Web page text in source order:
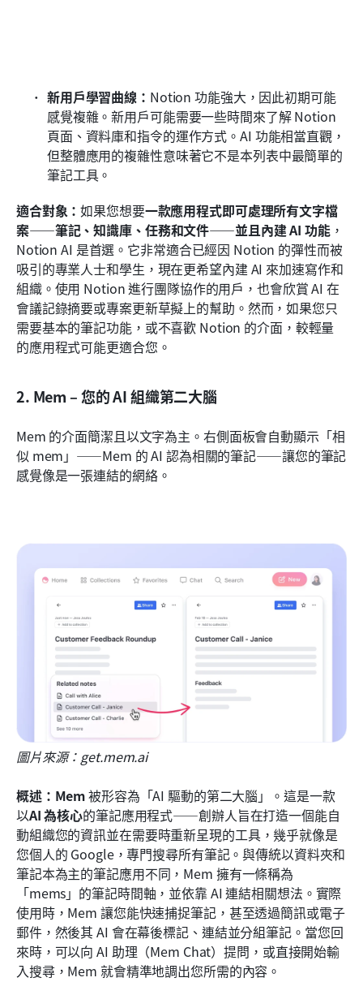
新用戶學習曲線： Notion 功能強大，因此初期可能
感覺複雜。新用戶可能需要一些時間來了解 Notion
頁面、資料庫和指令的運作方式。AI 功能相當直觀，
但整體應用的複雜性意味著它不是本列表中最簡單的
筆記工具。
適合對象：如果您想要一款應用程式即可處理所有文字檔
案——筆記、知識庫、任務和文件——並且內建 AI 功能，
Notion AI 是首選。它非常適合已經因 Notion 的彈性而被
吸引的專業人士和學生，現在更希望內建 AI 來加速寫作和
組織。使用 Notion 進行團隊協作的用戶，也會欣賞 AI 在
會議記錄摘要或專案更新草擬上的幫助。然而，如果您只
需要基本的筆記功能，或不喜歡 Notion 的介面，較輕量
的應用程式可能更適合您。
2. Mem – 您的 AI 組織第二大腦
Mem 的介面簡潔且以文字為主。右側面板會自動顯示「相
似 mem」——Mem 的 AI 認為相關的筆記——讓您的筆記
感覺像是一張連結的網絡。
圖片來源：get.mem.ai
概述：Mem 被形容為「AI 驅動的第二大腦」。這是一款
以AI 為核心的筆記應用程式——創辦人旨在打造一個能自
動組織您的資訊並在需要時重新呈現的工具，幾乎就像是
您個人的 Google，專門搜尋所有筆記。與傳統以資料夾和
筆記本為主的筆記應用不同，Mem 擁有一條稱為
「mems」的筆記時間軸，並依靠 AI 連結相關想法。實際
使用時，Mem 讓您能快速捕捉筆記，甚至透過簡訊或電子
郵件，然後其 AI 會在幕後標記、連結並分組筆記。當您回
來時，可以向 AI 助理（Mem Chat）提問，或直接開始輸
入搜尋，Mem 就會精準地調出您所需的內容。